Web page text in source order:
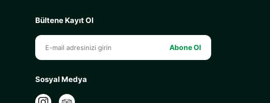
Bültene Kayıt Ol
Abone Ol
Sosyal Medya